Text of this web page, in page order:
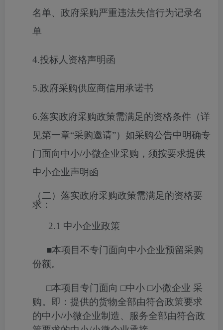
名单、政府采购严重违法失信行为记录名
单
4.投标人资格声明函
5.政府采购供应商信用承诺书
6.落实政府采购政策需满足的资格条件（详
见第一章“采购邀请”）如采购公告中明确专
门面向中小/小微企业采购，须按要求提供
中小企业声明函
（二）落实政府采购政策需满足的资格要
求：
2.1 中小企业政策
■本项目不专门面向中小企业预留采购
份额。
□本项目专门面向 □中小 □小微企业 采
购。即：提供的货物全部由符合政策要求
的中小/小微企业制造、服务全部由符合政